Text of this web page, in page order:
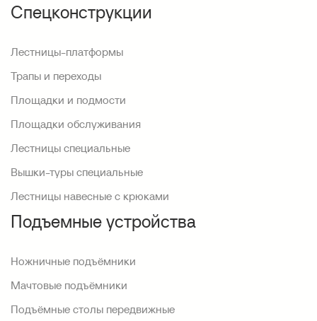
Спецконструкции
Лестницы-платформы
Трапы и переходы
Площадки и подмости
Площадки обслуживания
Лестницы специальные
Вышки-туры специальные
Лестницы навесные с крюками
Подъемные устройства
Ножничные подъёмники
Мачтовые подъёмники
Подъёмные столы передвижные